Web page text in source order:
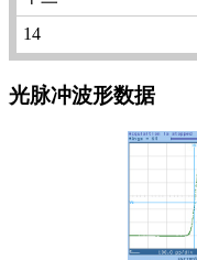
14
光脉冲波形数据